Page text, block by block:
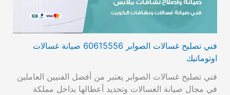
فني تصليح غسالات الصوابر 60615556 صيانة غسالات
اوتوماتيك
فني تصليح غسالات الصوابر يعتبر من أفضل الفنيين العاملين
في مجال صيانة الغسالات وتحديد أعطالها بداخل مملكة